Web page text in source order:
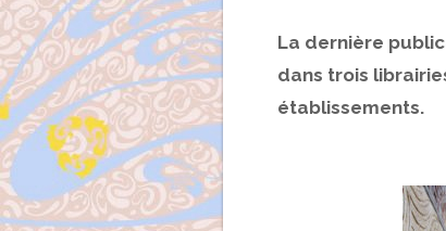
La dernière
dans trois
établissements.